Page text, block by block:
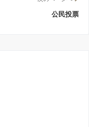
公民投票